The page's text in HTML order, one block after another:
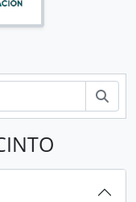
INSTITUCIONALES
DE LIMA
DE JUSTICIA